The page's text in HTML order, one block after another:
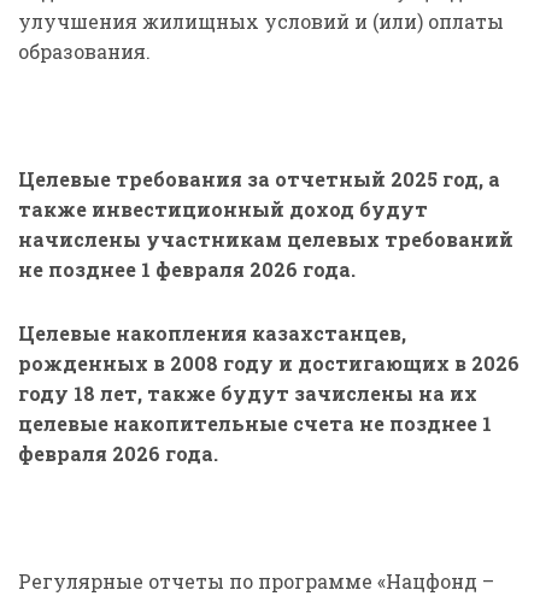
улучшения жилищных условий и (или) оплаты
образования.
Целевые требования за отчетный 2025 год, а
также инвестиционный доход будут
начислены участникам целевых требований
не позднее 1 февраля 2026 года.
Целевые накопления казахстанцев,
рожденных в 2008 году и достигающих в 2026
году 18 лет, также будут зачислены на их
целевые накопительные счета не позднее 1
февраля 2026 года.
Регулярные отчеты по программе «Нацфонд –